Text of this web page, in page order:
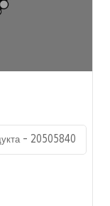
- 20505840